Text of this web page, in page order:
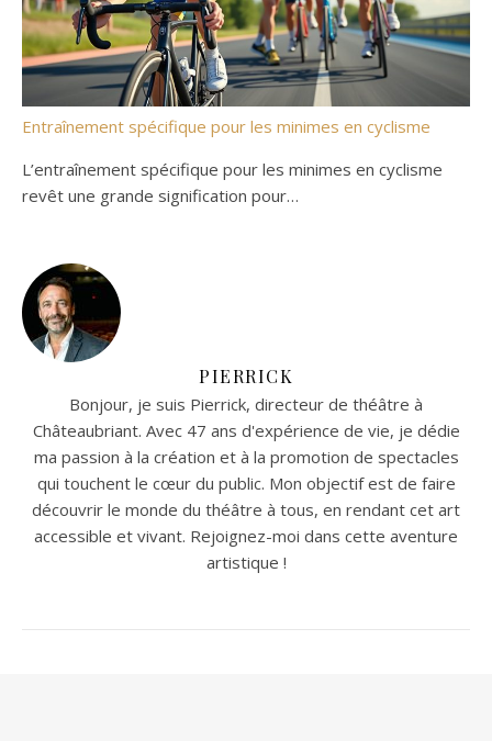
Entraînement spécifique pour les minimes en cyclisme
L’entraînement spécifique pour les minimes en cyclisme
revêt une grande signification pour…
PIERRICK
Bonjour, je suis Pierrick, directeur de théâtre à
Châteaubriant. Avec 47 ans d'expérience de vie, je dédie
ma passion à la création et à la promotion de spectacles
qui touchent le cœur du public. Mon objectif est de faire
découvrir le monde du théâtre à tous, en rendant cet art
accessible et vivant. Rejoignez-moi dans cette aventure
artistique !